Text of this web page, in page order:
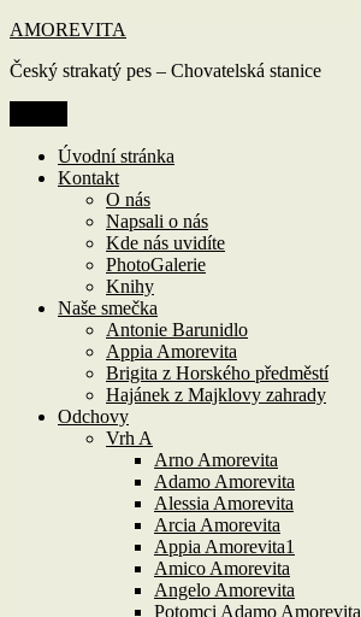
Přejít
obsahu
AMOREVITA
Český strakatý pes – Chovatelská stanice
Úvodní stránka
Kontakt
O nás
Napsali o nás
Kde nás uvidíte
PhotoGalerie
Knihy
Naše smečka
Antonie Barunidlo
Appia Amorevita
Brigita z Horského předměstí
Hajánek z Majklovy zahrady
Odchovy
Vrh A
Arno Amorevita
Adamo Amorevita
Alessia Amorevita
Arcia Amorevita
Appia Amorevita1
Amico Amorevita
Angelo Amorevita
Potomci Adamo Amorevita